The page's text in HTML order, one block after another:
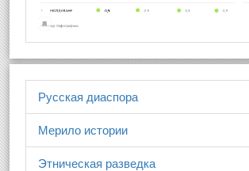
Русская диаспора
Мерило истории
Этническая разведка